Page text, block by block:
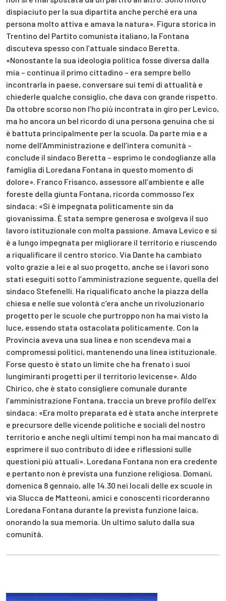
dispiaciuto per la sua dipartita anche perché era una
persona molto attiva e amava la natura». Figura storica in
Trentino del Partito comunista italiano, la Fontana
discuteva spesso con l’attuale sindaco Beretta.
«Nonostante la sua ideologia politica fosse diversa dalla
mia – continua il primo cittadino – era sempre bello
incontrarla in paese, conversare sui temi di attualità e
chiederle qualche consiglio, che dava con grande rispetto.
Da ottobre scorso non l’ho più incontrata in giro per Levico,
ma ho ancora un bel ricordo di una persona genuina che si
è battuta principalmente per la scuola. Da parte mia e a
nome dell’Amministrazione e dell’intera comunità –
conclude il sindaco Beretta – esprimo le condoglianze alla
famiglia di Loredana Fontana in questo momento di
dolore». Franco Frisanco, assessore all’ambiente e alle
foreste della giunta Fontana, ricorda commosso l’ex
sindaca: «Si è impegnata politicamente sin da
giovanissima. È stata sempre generosa e svolgeva il suo
lavoro istituzionale con molta passione. Amava Levico e si
è a lungo impegnata per migliorare il territorio e riuscendo
a riqualificare il centro storico. Via Dante ha cambiato
volto grazie a lei e al suo progetto, anche se i lavori sono
stati eseguiti sotto l’amministrazione seguente, quella del
sindaco Stefenelli. Ha riqualificato anche la piazza della
chiesa e nelle sue volontà c’era anche un rivoluzionario
progetto per le scuole che purtroppo non ha mai visto la
luce, essendo stata ostacolata politicamente. Con la
Provincia aveva una sua linea e non scendeva mai a
compromessi politici, mantenendo una linea istituzionale.
Forse questo è stato un limite che ha frenato i suoi
lungimiranti progetti per il territorio levicense». Aldo
Chirico, che è stato consigliere comunale durante
l’amministrazione Fontana, traccia un breve profilo dell’ex
sindaca: «Era molto preparata ed è stata anche interprete
e precursore delle vicende politiche e sociali del nostro
territorio e anche negli ultimi tempi non ha mai mancato di
esprimere il suo contributo di idee e riflessioni sulle
questioni più attuali». Loredana Fontana non era credente
e pertanto non è prevista una funzione religiosa. Domani,
domenica 8 gennaio, alle 14.30 nei locali delle ex scuole in
via Slucca de Matteoni, amici e conoscenti ricorderanno
Loredana Fontana durante la prevista funzione laica,
onorando la sua memoria. Un ultimo saluto dalla sua
comunità.